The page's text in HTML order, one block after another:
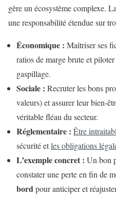
gère un écosystème complexe.
une responsabilité étendue sur
Économique : Maîtriser ses
ratios de marge brute et
gaspillage.
Sociale : Recruter les bons
valeurs) et assurer leur bien-
véritable fléau du secteur.
Réglementaire : Être
sécurité etles obligations
L’exemple concret : Un bon
constater une perte en fin de
bordpour anticiper et